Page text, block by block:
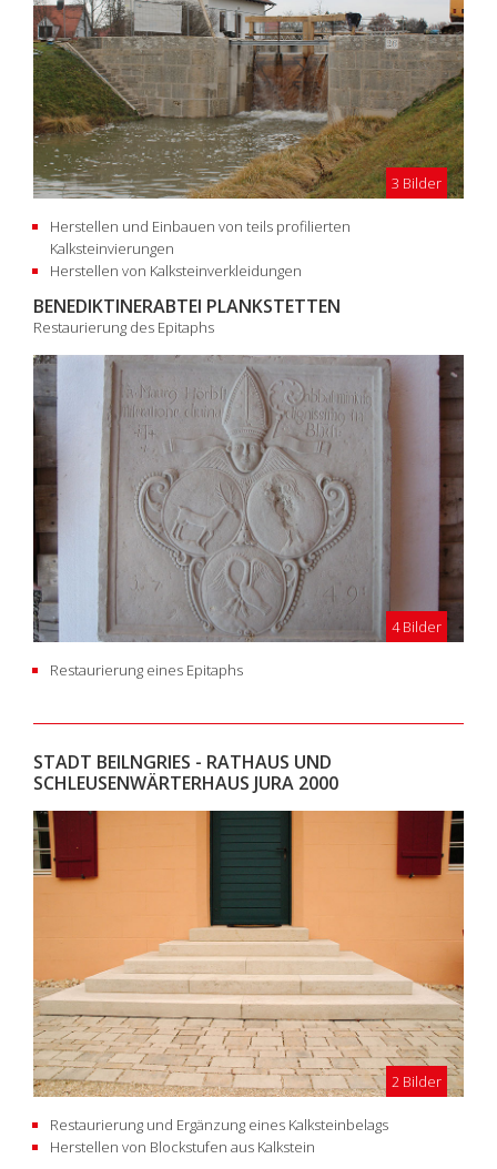
3 Bilder
Herstellen und Einbauen von teils profilierten
Kalksteinvierungen
Herstellen von Kalksteinverkleidungen
BENEDIKTINERABTEI PLANKSTETTEN
Restaurierung des Epitaphs
4 Bilder
Restaurierung eines Epitaphs
STADT BEILNGRIES - RATHAUS UND
SCHLEUSENWÄRTERHAUS JURA 2000
2 Bilder
Restaurierung und Ergänzung eines Kalksteinbelags
Herstellen von Blockstufen aus Kalkstein